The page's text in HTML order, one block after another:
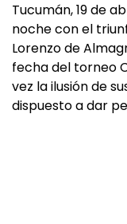
Tucumán, 19 de
noche con el
Lorenzo de
fecha del torneo
vez la ilusión de
dispuesto a dar